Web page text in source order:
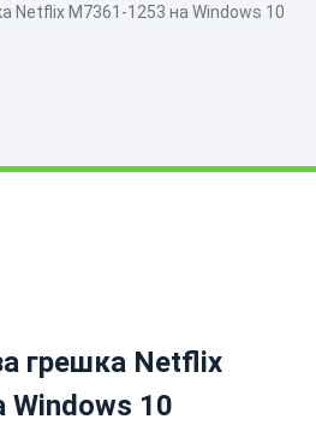
Netflix M7361-1253 на Windows 10
грешка Netflix
Windows 10